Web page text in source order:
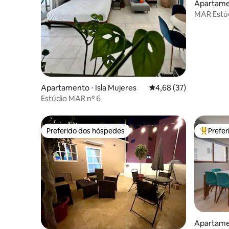
Apartamento ⋅ Isla Mujeres 4,68 de uma avaliação
4,68 (37)
Estúdio MAR nº 6
MAR
Preferido dos hóspedes
Preferido dos hóspedes Entre